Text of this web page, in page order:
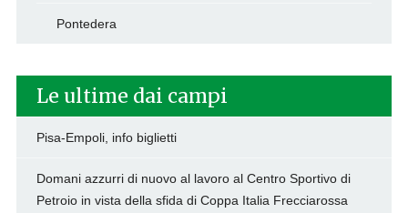
Pontedera
Le ultime dai campi
Pisa-Empoli, info biglietti
Domani azzurri di nuovo al lavoro al Centro Sportivo di
Petroio in vista della sfida di Coppa Italia Frecciarossa